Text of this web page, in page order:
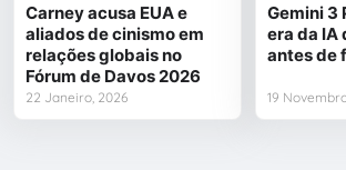
Carney acusa EUA e
aliados de cinismo em
relações globais no
Fórum de Davos 2026
22 Janeiro, 2026
Gemini 3
era da IA
antes de
19